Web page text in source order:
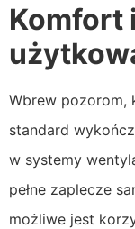
Komfort
Wbrew pozorom,
standard
w systemy
pełne zaplecze
możliwe jest